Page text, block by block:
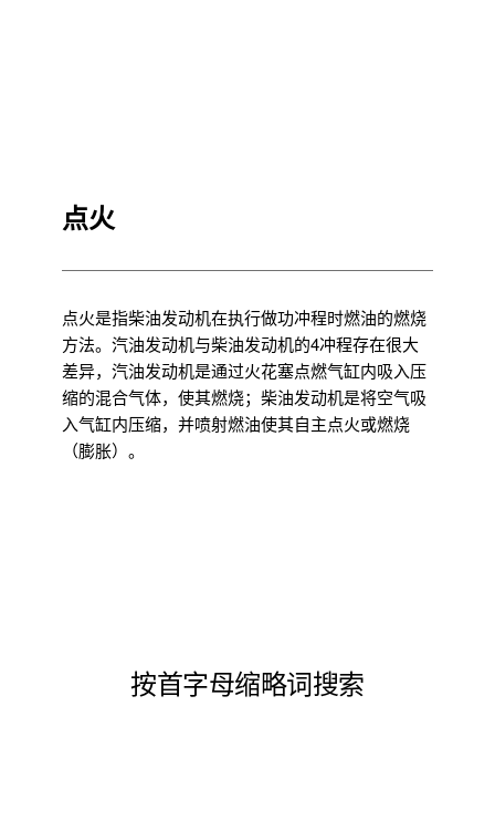
点火
点火是指柴油发动机在执行做功冲程时燃油的燃烧
方法。汽油发动机与柴油发动机的4冲程存在很大
差异，汽油发动机是通过火花塞点燃气缸内吸入压
缩的混合气体，使其燃烧；柴油发动机是将空气吸
入气缸内压缩，并喷射燃油使其自主点火或燃烧
（膨胀）。
按首字母缩略词搜索